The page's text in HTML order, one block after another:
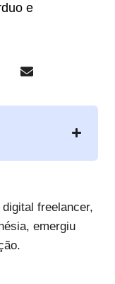
e
freelancer,
emergiu